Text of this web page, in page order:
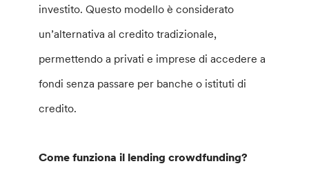
investito. Questo modello è considerato
un’alternativa al credito tradizionale,
permettendo a privati e imprese di accedere a
fondi senza passare per banche o istituti di
credito.
Come funziona il lending crowdfunding?